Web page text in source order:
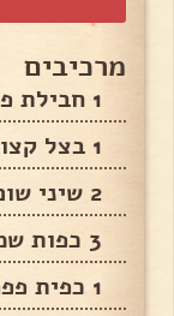
מרכיבים
1 חבילת פתיתים
1 בצל קצוץ
2 שיני שום כתושות
3 כפות שמן
1 כפית פפריקה מתוקה